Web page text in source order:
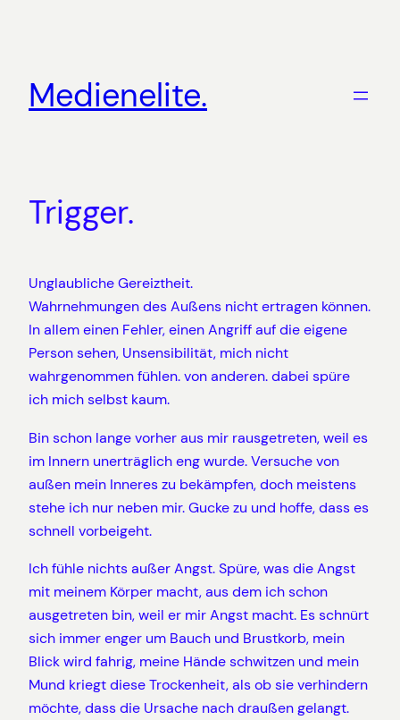
Medienelite.
Trigger.
Unglaubliche Gereiztheit.
Wahrnehmungen des Außens nicht ertragen können.
In allem einen Fehler, einen Angriff auf die eigene
Person sehen, Unsensibilität, mich nicht
wahrgenommen fühlen. von anderen. dabei spüre
ich mich selbst kaum.
Bin schon lange vorher aus mir rausgetreten, weil es
im Innern unerträglich eng wurde. Versuche von
außen mein Inneres zu bekämpfen, doch meistens
stehe ich nur neben mir. Gucke zu und hoffe, dass es
schnell vorbeigeht.
Ich fühle nichts außer Angst. Spüre, was die Angst
mit meinem Körper macht, aus dem ich schon
ausgetreten bin, weil er mir Angst macht. Es schnürt
sich immer enger um Bauch und Brustkorb, mein
Blick wird fahrig, meine Hände schwitzen und mein
Mund kriegt diese Trockenheit, als ob sie verhindern
möchte, dass die Ursache nach draußen gelangt.